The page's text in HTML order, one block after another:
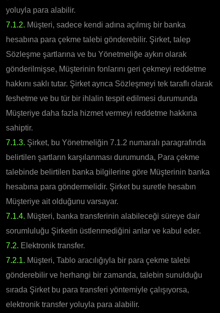
yoluyla para alabilir.
7.1.2. Müşteri, sadece kendi adına açılmış bir banka
hesabına para çekme talebi gönderebilir. Şirket, talep
Sözleşme şartlarına ve bu Yönetmeliğe aykırı olarak
gönderilmişse, Müşterinin fonlarını geri çekmeyi reddetme
hakkını saklı tutar. Şirket ayrıca Sözleşmeyi tek taraflı olarak
feshetme ve bu tür bir ihlalin tespit edilmesi durumunda
Müşteriye daha fazla hizmet vermeyi reddetme hakkına
sahiptir.
7.1.3. Şirket, bu Yönetmeliğin 7.1.2 numaralı paragrafında
belirtilen şartların karşılanması durumunda, Para çekme
talebinde belirtilen banka bilgilerine göre Müşterinin banka
hesabına para göndermelidir. Şirket bu suretle hesabın
Müşteriye ait olduğunu varsayar.
7.1.4. Müşteri, banka transferinin alabileceği süreye dair
sorumluluğu Şirketin üstlenmediğini anlar ve kabul eder.
7.2. Elektronik transfer.
7.2.1. Müşteri, Tablo aracılığıyla bir para çekme talebi
gönderebilir ve herhangi bir zamanda, talebin sunulduğu
sırada Şirket bu para transferi yöntemiyle çalışıyorsa,
elektronik transfer yoluyla para alabilir.